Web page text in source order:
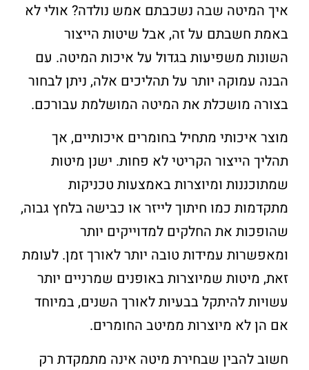
איך המיטה שבה נשכבתם אמש נולדה? אולי לא
באמת חשבתם על זה, אבל שיטות הייצור
השונות משפיעות בגדול על איכות המיטה. עם
הבנה עמוקה יותר על תהליכים אלה, ניתן לבחור
בצורה מושכלת את המיטה המושלמת עבורכם.
מוצר איכותי מתחיל בחומרים איכותיים, אך
תהליך הייצור הקריטי לא פחות. ישנן מיטות
שמתוכננות ומיוצרות באמצעות טכניקות
מתקדמות כמו חיתוך לייזר או כבישה בלחץ גבוה,
שהופכות את החלקים למדוייקים יותר
ומאפשרות עמידות טובה יותר לאורך זמן. לעומת
זאת, מיטות שמיוצרות באופנים שמרניים יותר
עשויות להיתקל בבעיות לאורך השנים, במיוחד
אם הן לא מיוצרות ממיטב החומרים.
חשוב להבין שבחירת מיטה אינה מתמקדת רק